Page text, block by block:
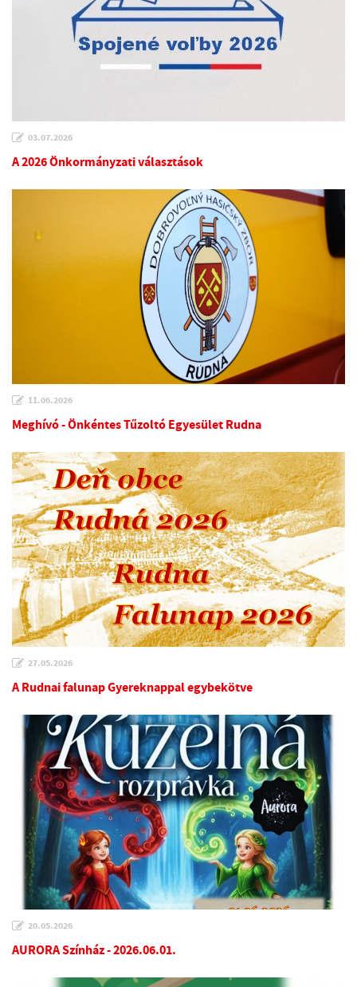
03.07.2026
A 2026 Önkormányzati választások
11.06.2026
Meghívó - Önkéntes Tűzoltó Egyesület Rudna
27.05.2026
A Rudnai falunap Gyereknappal egybekötve
20.05.2026
AURORA Színház - 2026.06.01.